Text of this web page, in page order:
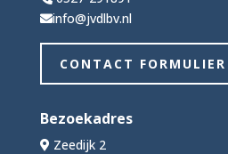
info@jvdlbv.nl
CONTACT FORMULIER
Bezoekadres
Zeedijk 2